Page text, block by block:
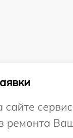
сайте
ремонта